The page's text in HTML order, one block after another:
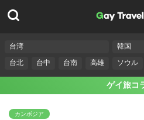
台湾
台北
台中 台南 高雄
韓国
ソウル
ゲイ旅コ
カンボジア